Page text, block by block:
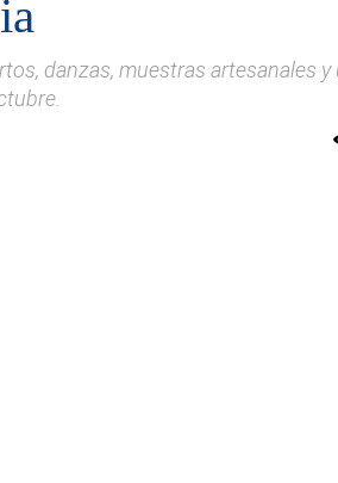
danzas, muestras artesanales y